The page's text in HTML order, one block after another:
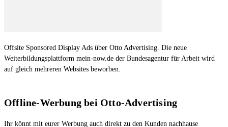
Offsite Sponsored Display Ads über Otto Advertising. Die neue
Weiterbildungsplattform mein-now.de der Bundesagentur für Arbeit wird
auf gleich mehreren Websites beworben.
Offline-Werbung bei Otto-Advertising
Ihr könnt mit eurer Werbung auch direkt zu den Kunden nachhause